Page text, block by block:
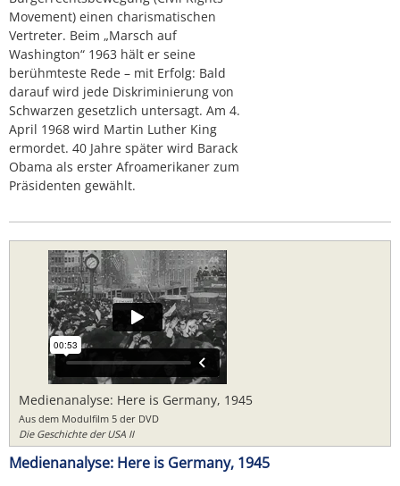
Movement) einen charismatischen
Vertreter. Beim „Marsch auf
Washington“ 1963 hält er seine
berühmteste Rede – mit Erfolg: Bald
darauf wird jede Diskriminierung von
Schwarzen gesetzlich untersagt. Am 4.
April 1968 wird Martin Luther King
ermordet. 40 Jahre später wird Barack
Obama als erster Afroamerikaner zum
Präsidenten gewählt.
Medienanalyse: Here is Germany, 1945
Aus dem Modulfilm 5 der DVD
Die Geschichte der USA II
Medienanalyse: Here is Germany, 1945